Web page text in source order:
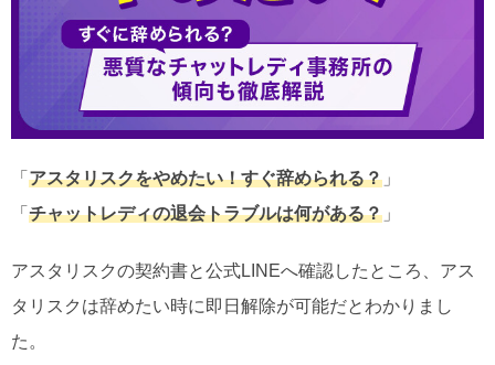
「 アスタリスクをやめたい！すぐ辞められる？ 」
「 チャットレディの退会トラブルは何がある？ 」
アスタリスクの契約書と公式LINEへ確認したところ、アス
タリスクは辞めたい時に即日解除が可能だとわかりまし
た。